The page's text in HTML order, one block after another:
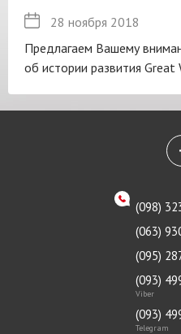
28 ноября 2018
Предлагаем Вашему
об истории развития Great
(098)
(063)
(095)
(093)
Viber
(093)
Telegram